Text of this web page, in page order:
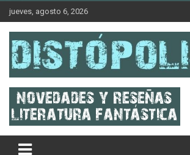
content
jueves, agosto 6, 2026
Distópolis